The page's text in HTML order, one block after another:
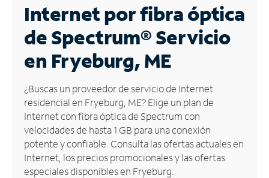
Business
Contáctanos
Inglés
Administrar
cuenta
Encuentra
una
tienda
Internet por fibra óptica
de Spectrum®Servicio
en Fryeburg, ME
¿Buscas un proveedor de servicio de Internet
residencial en Fryeburg, ME? Elige un plan de
Internet con fibra óptica de Spectrum con
velocidades de hasta 1 GB para una conexión
potente y confiable. Consulta las ofertas actuales en
Internet, los precios promocionales y las ofertas
especiales disponibles en Fryeburg.